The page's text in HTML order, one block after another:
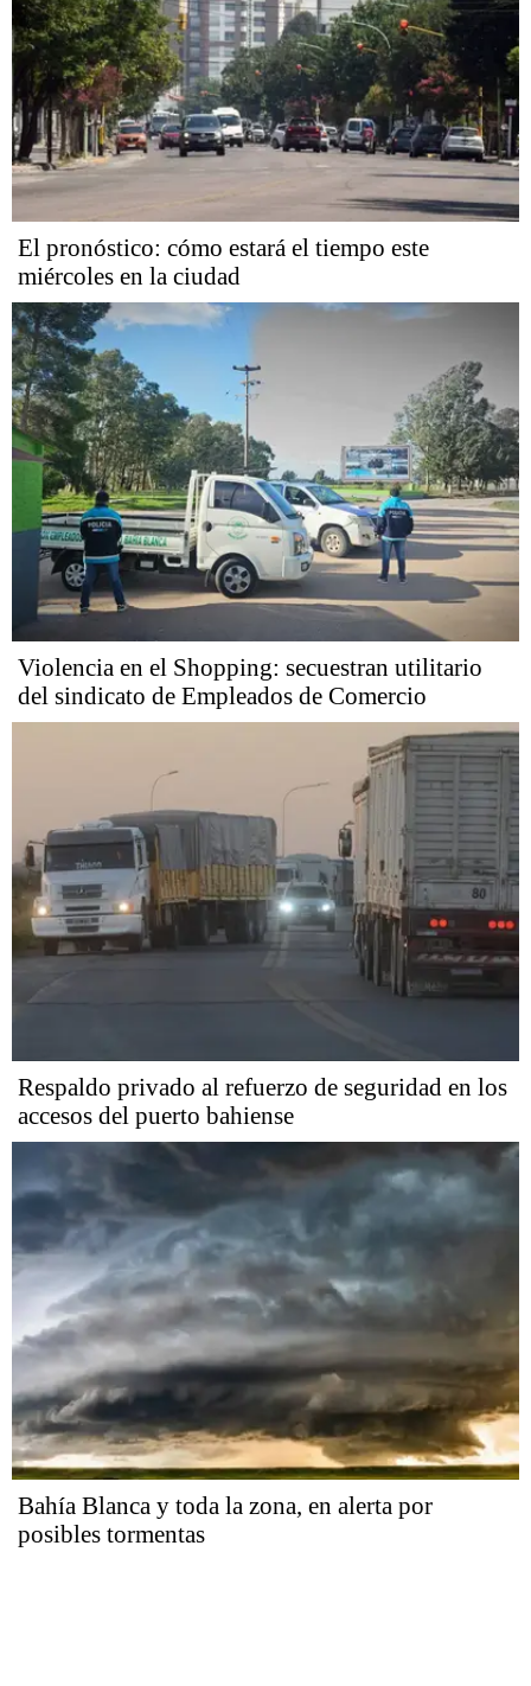
El pronóstico: cómo estará el tiempo este
miércoles en la ciudad
Violencia en el Shopping: secuestran utilitario
del sindicato de Empleados de Comercio
Respaldo privado al refuerzo de seguridad en los
accesos del puerto bahiense
Bahía Blanca y toda la zona, en alerta por
posibles tormentas